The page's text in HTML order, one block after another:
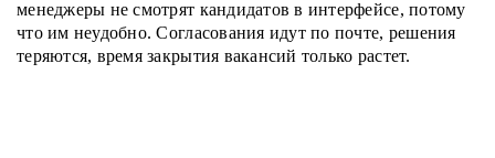
менеджеры не смотрят кандидатов в интерфейсе, потому
что им неудобно. Согласования идут по почте, решения
теряются, время закрытия вакансий только растет.